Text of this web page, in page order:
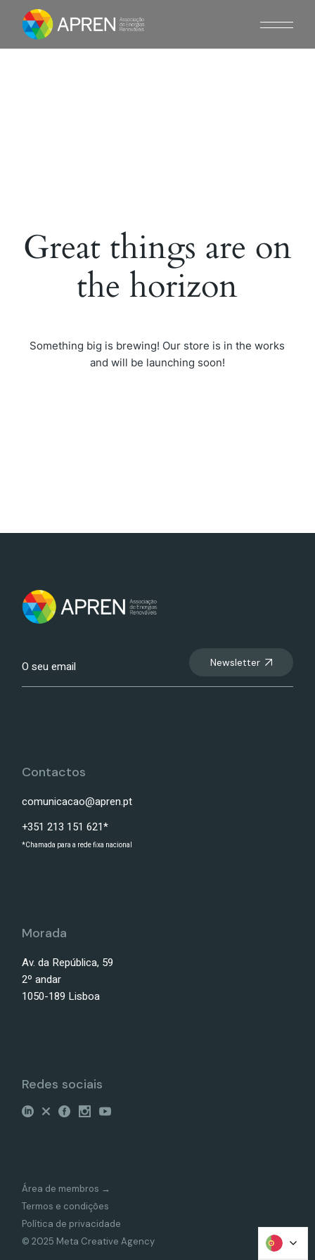
content
Great things are on
the horizon
Something big is brewing! Our store is in the works
and will be launching soon!
Newsletter
Contactos
comunicacao@apren.pt
+351 213 151 621*
*Chamada para a rede fixa nacional
Morada
Av. da República, 59
2º andar
1050-189 Lisboa
Redes sociais
Área de membros →
Termos e condições
Política de privacidade
© 2025 Meta Creative Agency